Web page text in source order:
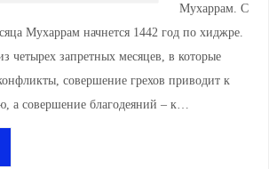
Мухаррам. С
Мухаррам начнется 1442 год по хиджре.
четырех запретных месяцев, в которые
совершение грехов приводит к
а совершение благодеяний – к…